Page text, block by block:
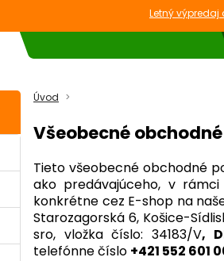
Letný výpredaj
Úvod
Všeobecné
Tieto všeobecné obchodné
ako predávajúceho, v
konkrétne cez E-shop na
Starozagorská 6, Košice-
sro, vložka číslo: 34183/V,
telefónne číslo +421 552 601